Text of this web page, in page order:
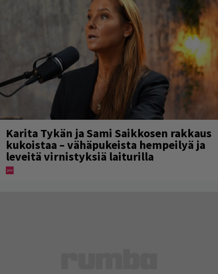
Karita Tykän ja Sami Saikkosen rakkaus
kukoistaa – vähäpukeista hempeilyä ja
leveitä virnistyksiä laiturilla